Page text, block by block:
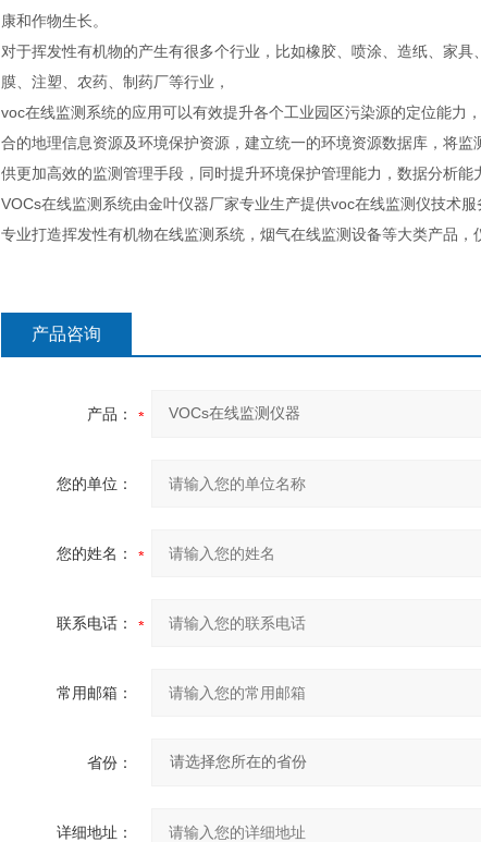
康和作物生长。
对于挥发性有机物的产生有很多个行业，比如橡胶、喷涂、造纸、家
膜、注塑、农药、制药厂等行业，
voc在线监测系统的应用可以有效提升各个工业园区污染源的定位能力
合的地理信息资源及环境保护资源，建立统一的环境资源数据库，将
供更加高效的监测管理手段，同时提升环境保护管理能力，数据分析能
VOCs在线监测系统由金叶仪器厂家专业生产提供voc在线监测仪技术
专业打造挥发性有机物在线监测系统，烟气在线监测设备等大类产品，
产品咨询
产品：
您的单位：
您的姓名：
联系电话：
常用邮箱：
省份：
详细地址：